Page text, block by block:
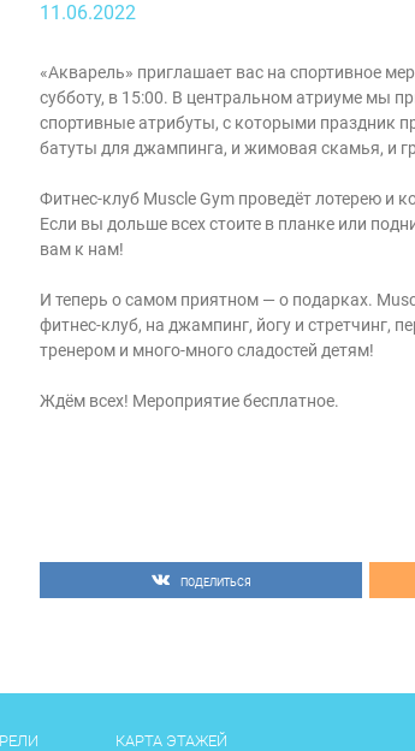
11.06.2022
«Акварель» приглашает вас на спортивное
субботу, в 15:00. В центральном атриуме мы
спортивные атрибуты, с которыми праздник
батуты для джампинга, и жимовая скамья, и
Фитнес-клуб Muscle Gym проведёт лотерею и
Если вы дольше всех стоите в планке или
вам к нам!
И теперь о самом приятном — о подарках.
фитнес-клуб, на джампинг, йогу и стретчинг,
тренером и много-много сладостей детям!
Ждём всех! Мероприятие бесплатное.
ПОДЕЛИТЬСЯ
КАРТА ЭТАЖЕЙ